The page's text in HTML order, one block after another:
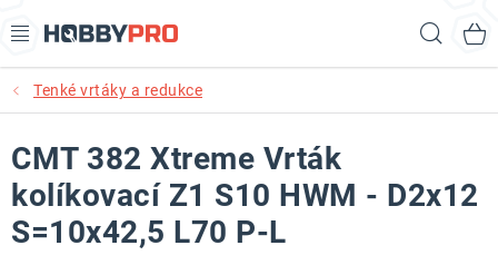
na
AKCE
PRODUKTY
PRODUKTY RECORD POWER
Tenké vrtáky a redukce
CMT 382 Xtreme Vrták
kolíkovací Z1 S10 HWM - D2x12
S=10x42,5 L70 P-L